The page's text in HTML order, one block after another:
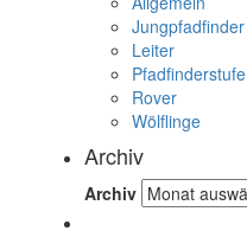
Jungpfadfinder
Leiter
Pfadfinderstufe
Rover
Wölflinge
Archiv
Archiv